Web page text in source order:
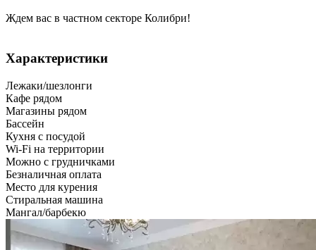
Ждем вас в частном секторе Колибри!
Характеристики
Лежаки/шезлонги
Кафе рядом
Магазины рядом
Бассейн
Кухня с посудой
Wi-Fi на территории
Можно с грудничками
Безналичная оплата
Место для курения
Стиральная машина
Мангал/барбекю